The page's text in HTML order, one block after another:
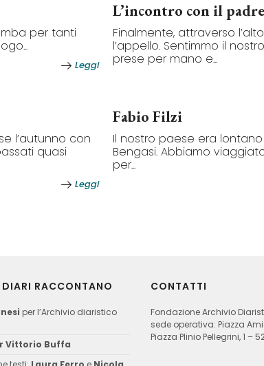
per tanti
Leggi
L’incontro con il padre
Finalmente, attraverso
l’appello. Sentimmo il
prese per mano e...
l’autunno con
quasi
Leggi
Fabio Filzi
Il nostro paese era
Bengasi. Abbiamo
per...
DIARI RACCONTANO
per l’Archivio diaristico
Vittorio Buffa
CONTATTI
Fondazione Archivio
sede operativa: Piazza
Piazza Plinio Pellegrini, 1 –